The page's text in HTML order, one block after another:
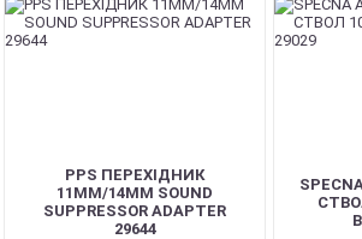
PPS ПЕРЕХІДНИК
11ММ/14ММ SOUND
SUPPRESSOR ADAPTER
29644